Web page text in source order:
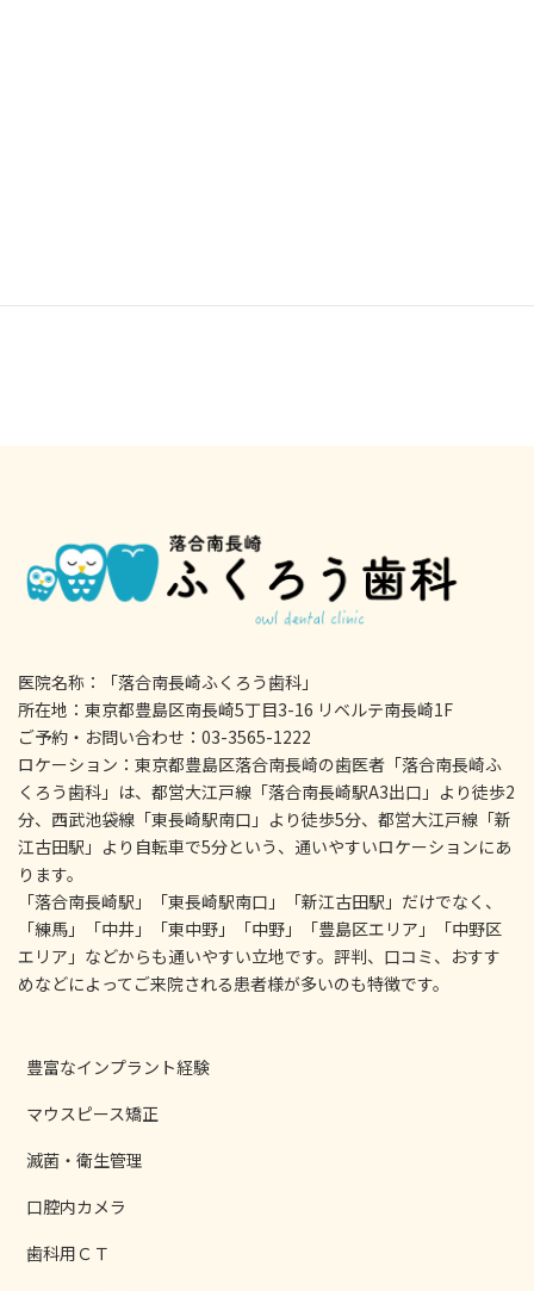
医院名称：「落合南長崎ふくろう歯科」
所在地：東京都豊島区南長崎5丁目3-16 リベルテ南長崎1F
ご予約・お問い合わせ：03-3565-1222
ロケーション：東京都豊島区落合南長崎の歯医者「落合南長崎ふ
くろう歯科」は、都営大江戸線「落合南長崎駅A3出口」より徒歩2
分、西武池袋線「東長崎駅南口」より徒歩5分、都営大江戸線「新
江古田駅」より自転車で5分という、通いやすいロケーションにあ
ります。
「落合南長崎駅」「東長崎駅南口」「新江古田駅」だけでなく、
「練馬」「中井」「東中野」「中野」「豊島区エリア」「中野区
エリア」などからも通いやすい立地です。評判、口コミ、おすす
めなどによってご来院される患者様が多いのも特徴です。
豊富なインプラント経験
マウスピース矯正
滅菌・衛生管理
口腔内カメラ
歯科用ＣＴ